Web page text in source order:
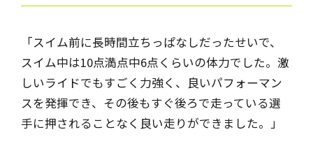
「スイム前に長時間立ちっぱなしだったせいで、
スイム中は10点満点中6点くらいの体力でした。激
しいライドでもすごく力強く、良いパフォーマン
スを発揮でき、その後もすぐ後ろで走っている選
手に押されることなく良い走りができました。」